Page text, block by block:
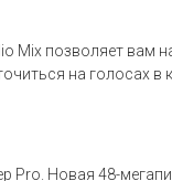
Mix позволяет
на голосах в
Pro. Новая 48-